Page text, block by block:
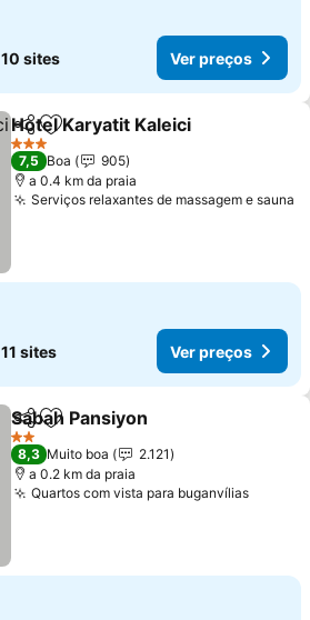
10 sites Ver preços
PartilharAdicionar aos favoritos
Hotel Karyatit Kaleici
3 Estrelas
7,5 Boa
905
a 0.4 km da praia
Serviços relaxantes de massagem e sauna
11 sites Ver preços
PartilharAdicionar aos favoritos
Sabah Pansiyon
2 Estrelas
8,3 Muito boa
2.121
a 0.2 km da praia
Quartos com vista para buganvíliasVer